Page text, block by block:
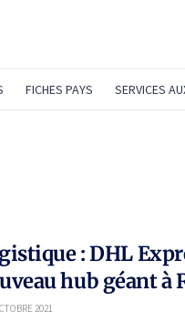
FICHES PAYS SERVICES
: DHL
hub géant à
2021